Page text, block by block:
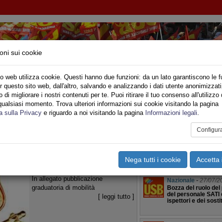
SINDACALE DI BASE SETTORE VIGILI DEL
Privato Territori Sociale Speciali Multimedia
appartenente al ruolo di
non specialista
In allegato pubblicazione
graduatoria di mobilità
[ leggi tutto ]
Nazionale- 27/07/
Bozza del ruolo
del personale
ispettori e dei
sui cookie
web utilizza cookie. Questi hanno due funzioni: da un lato garantiscono le
questo sito web, dall'altro, salvando e analizzando i dati utente
di migliorare i nostri contenuti per te. Puoi ritirare il tuo consenso all'utilizzo
momento. Trova ulteriori informazioni sui cookie visitando la pagina
sulla Privacy e riguardo a noi visitando la pagina Informazioni legali.
Nega tutti i cookie Accetta